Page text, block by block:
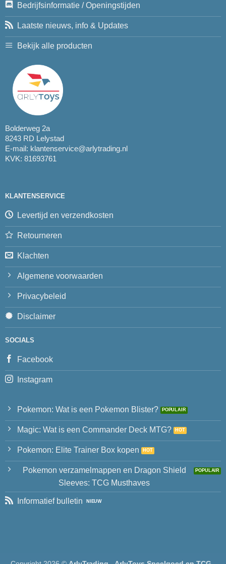
Bedrijfsinformatie / Openingstijden
Laatste nieuws, info & Updates
Bekijk alle producten
Bolderweg 2a
8243 RD Lelystad
E-mail: klantenservice@arlytrading.nl
KVK: 81693761
KLANTENSERVICE
Levertijd en verzendkosten
Retourneren
Klachten
Algemene voorwaarden
Privacybeleid
Disclaimer
SOCIALS
Facebook
Instagram
Pokemon: Wat is een Pokemon Blister?
Magic: Wat is een Commander Deck MTG?
Pokemon: Elite Trainer Box kopen
Pokemon verzamelmappen en Dragon Shield
Sleeves: TCG Musthaves
Informatief bulletin